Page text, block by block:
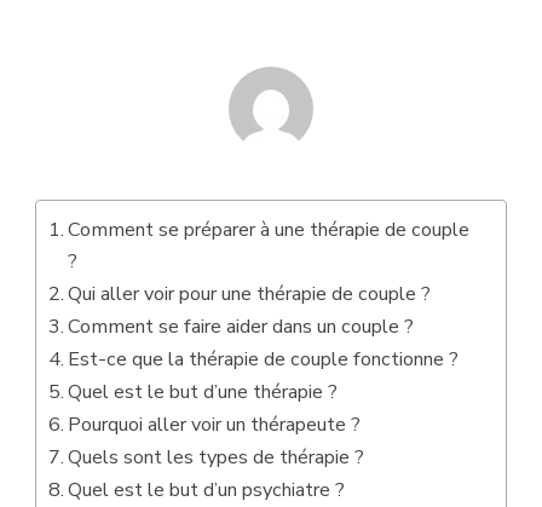
Comment se préparer à une thérapie de couple
?
Qui aller voir pour une thérapie de couple ?
Comment se faire aider dans un couple ?
Est-ce que la thérapie de couple fonctionne ?
Quel est le but d’une thérapie ?
Pourquoi aller voir un thérapeute ?
Quels sont les types de thérapie ?
Quel est le but d’un psychiatre ?